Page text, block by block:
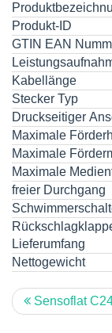
Produkt-ID
GTIN EAN
Kabellänge
Stecker Typ
Druckseitiger
Maximale
Maximale
Maximale
freier Durchgang
Lieferumfang
Nettogewicht
Sensoflat